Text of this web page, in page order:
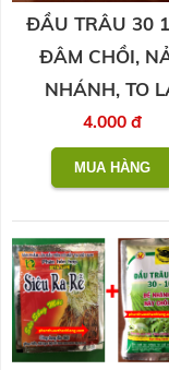
ĐẦU TRÂU 30
ĐÂM CHỒI,
NHÁNH, TO
4.000 đ